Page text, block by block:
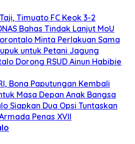
Timuato FC Keok 3-2
Bahas Tindak Lanjut MoU
Minta Perlakuan Sama
untuk Petani Jagung
Dorong RSUD Ainun Habibie
Bona Paputungan Kembali
Masa Depan Anak Bangsa
Siapkan Dua Opsi Tuntaskan
Penas XVII